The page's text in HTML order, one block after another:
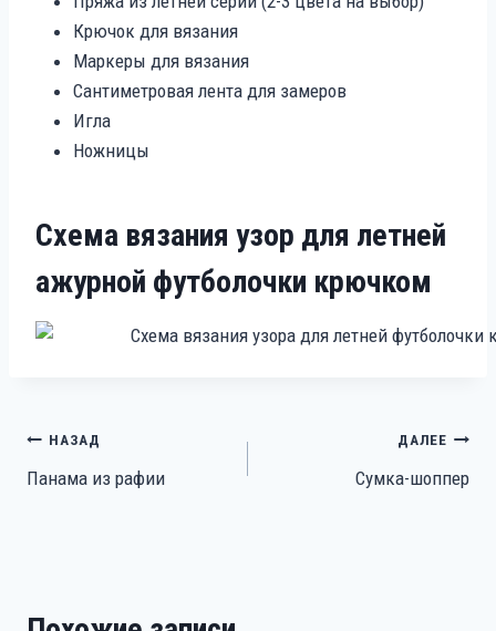
Крючок для вязания
Маркеры для вязания
Сантиметровая лента для замеров
Игла
Ножницы
Схема вязания узор для летней
ажурной футболочки крючком
Навигация
по
НАЗАД
Панама из рафии
ДАЛЕЕ
Сумка-шоппер